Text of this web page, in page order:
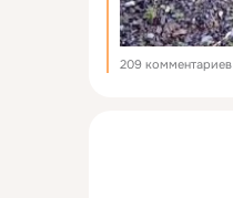
209 комментариев